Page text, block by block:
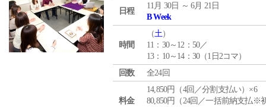
日程
11月 30日 ～ 6月 21日
B Week
時間
（土）
11：30～12：50／
13：10～14：30（1日2コマ）
回数
全24回
料金
14,850円（4回／分割支払い）×6
80,850円（24回／一括前納支払※